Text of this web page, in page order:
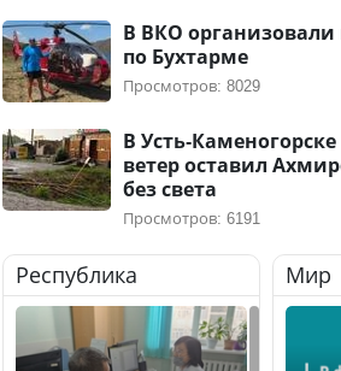
В ВКО организовали
по Бухтарме
Просмотров: 8029
В Усть-
ветер оставил
без света
Просмотров: 6191
Республика Мир